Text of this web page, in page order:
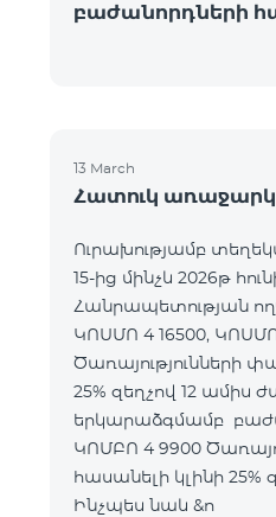
բաժանորդների
13 March
Հատուկ առաջարկ
Ուրախությամբ
15-ից մինչև 2026թ
Հանրապետության
ԿՈՍՄՈ 4 16500,
Ծառայությունների
25% զեղչով 12
երկարաձգմամբ
ԿՈՄԲՈ 4 9900
հասանելի կլինի
Ինչպես նաև &n